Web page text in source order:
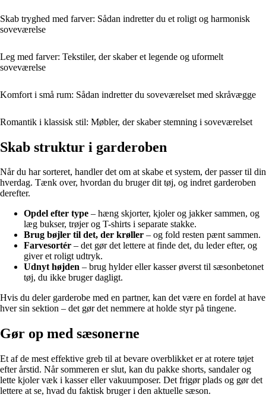
Skab tryghed med farver: Sådan indretter du et roligt og harmonisk
soveværelse
Leg med farver: Tekstiler, der skaber et legende og uformelt
soveværelse
Komfort i små rum: Sådan indretter du soveværelset med skråvægge
Romantik i klassisk stil: Møbler, der skaber stemning i soveværelset
Skab struktur i garderoben
Når du har sorteret, handler det om at skabe et system, der passer til din
hverdag. Tænk over, hvordan du bruger dit tøj, og indret garderoben
derefter.
Opdel efter type – hæng skjorter, kjoler og jakker sammen, og
læg bukser, trøjer og T-shirts i separate stakke.
Brug bøjler til det, der krøller – og fold resten pænt sammen.
Farvesortér – det gør det lettere at finde det, du leder efter, og
giver et roligt udtryk.
Udnyt højden – brug hylder eller kasser øverst til sæsonbetonet
tøj, du ikke bruger dagligt.
Hvis du deler garderobe med en partner, kan det være en fordel at have
hver sin sektion – det gør det nemmere at holde styr på tingene.
Gør op med sæsonerne
Et af de mest effektive greb til at bevare overblikket er at rotere tøjet
efter årstid. Når sommeren er slut, kan du pakke shorts, sandaler og
lette kjoler væk i kasser eller vakuumposer. Det frigør plads og gør det
lettere at se, hvad du faktisk bruger i den aktuelle sæson.